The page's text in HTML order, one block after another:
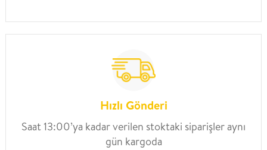
Hızlı Gönderi
Saat 13:00’ya kadar verilen stoktaki siparişler aynı
gün kargoda